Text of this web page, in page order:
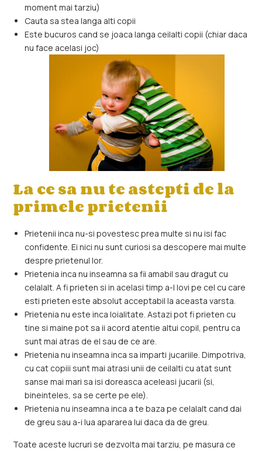
moment mai tarziu)
Cauta sa stea langa alti copii
Este bucuros cand se joaca langa ceilalti copii (chiar daca
nu face acelasi joc)
La ce sa nu te astepti de la
primele prietenii
Prietenii inca nu-si povestesc prea multe si nu isi fac
confidente. Ei nici nu sunt curiosi sa descopere mai multe
despre prietenul lor.
Prietenia inca nu inseamna sa fii amabil sau dragut cu
celalalt. A fi prieten si in acelasi timp a-l lovi pe cel cu care
esti prieten este absolut acceptabil la aceasta varsta.
Prietenia nu este inca loialitate. Astazi pot fi prieten cu
tine si maine pot sa ii acord atentie altui copil, pentru ca
sunt mai atras de el sau de ce are.
Prietenia nu inseamna inca sa imparti jucariile. Dimpotriva,
cu cat copiii sunt mai atrasi unii de ceilalti cu atat sunt
sanse mai mari sa isi doreasca aceleasi jucarii (si,
bineinteles, sa se certe pe ele).
Prietenia nu inseamna inca a te baza pe celalalt cand dai
de greu sau a-i lua apararea lui daca da de greu.
Toate aceste lucruri se dezvolta mai tarziu, pe masura ce